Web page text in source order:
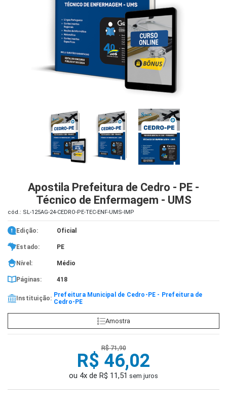
Apostila Prefeitura de Cedro - PE -
Técnico de Enfermagem - UMS
cód.: SL-125AG-24-CEDRO-PE-TEC-ENF-UMS-IMP
Edição: Oficial
Estado: PE
Nível: Médio
Páginas: 418
Instituição: Prefeitura Municipal de Cedro-PE - Prefeitura de
Cedro-PE
Amostra
R$ 71,90
R$ 46,02
ou 4x de R$ 11,51 sem juros